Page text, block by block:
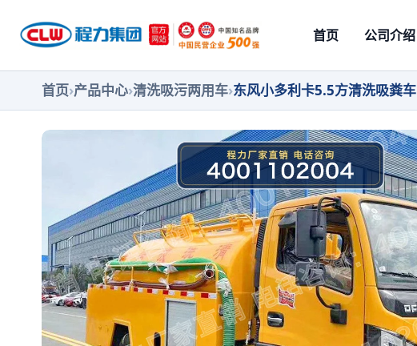
首页 公司介绍
首页›产品中心›清洗吸污两用车›东风小多利卡5.5方清洗吸粪车